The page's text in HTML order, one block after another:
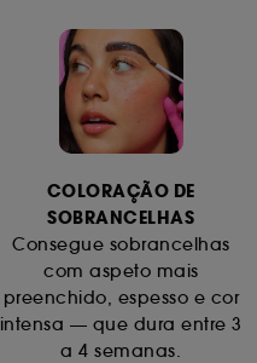
COLORAÇÃO DE
SOBRANCELHAS
Consegue sobrancelhas
com aspeto mais
preenchido, espesso e cor
intensa — que dura entre 3
a 4 semanas.